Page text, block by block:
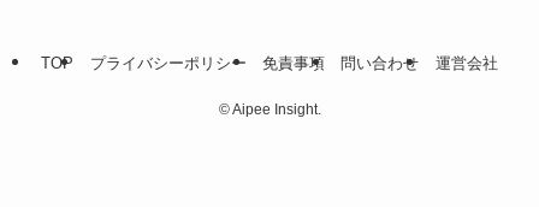
TOP プライバシーポリシー 免責事項 問い合わせ 運営会社
©Aipee Insight.